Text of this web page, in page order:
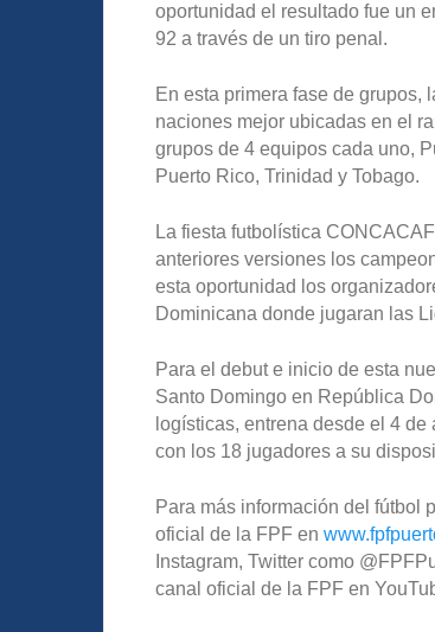
oportunidad el resultado fue un
92 a través de un tiro penal.
En esta primera fase de
naciones mejor ubicadas en el
grupos de 4 equipos cada uno,
Puerto Rico, Trinidad y Tobago.
La fiesta futbolística
anteriores versiones los
esta oportunidad los
Dominicana donde jugaran las
Para el debut e inicio de esta
Santo Domingo en República
logísticas, entrena desde el 4
con los 18 jugadores a su
Para más información del fútbol
oficial de la FPF en
Instagram, Twitter como
canal oficial de la FPF en